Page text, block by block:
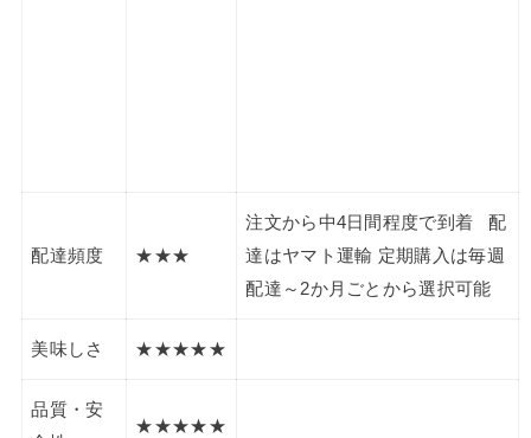
配達頻度 ★★★
注文から中4日間程度で到着 配
達はヤマト運輸 定期購入は毎週
配達～2か月ごとから選択可能
美味しさ ★★★★★
品質・安
★★★★★